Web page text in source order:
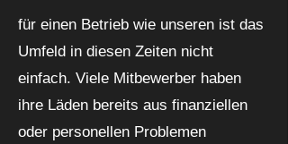
für einen Betrieb wie unseren ist das
Umfeld in diesen Zeiten nicht
einfach. Viele Mitbewerber haben
ihre Läden bereits aus finanziellen
oder personellen Problemen